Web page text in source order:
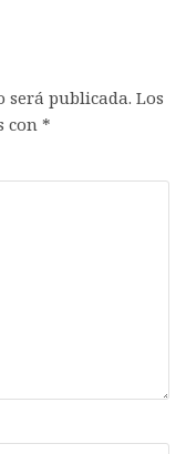
será publicada. Los
con *